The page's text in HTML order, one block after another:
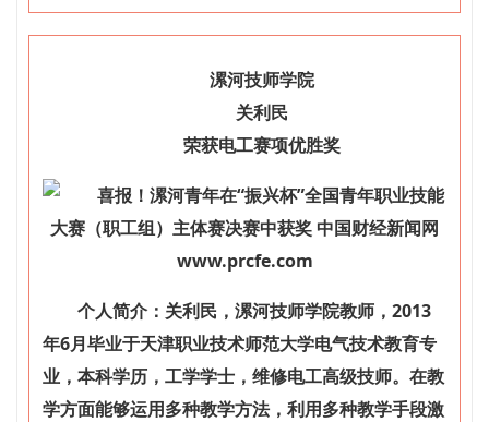
漯河技师学院
关利民
荣获电工赛项优胜奖
个人简介：关利民，漯河技师学院教师，2013
年6月毕业于天津职业技术师范大学电气技术教育专
业，本科学历，工学学士，维修电工高级技师。在教
学方面能够运用多种教学方法，利用多种教学手段激